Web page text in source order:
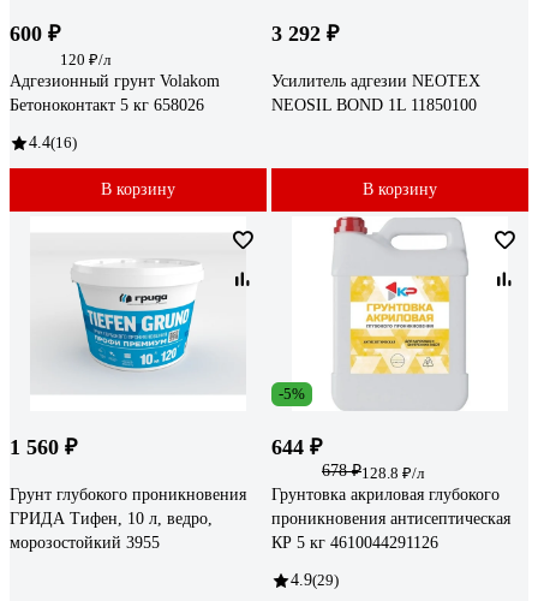
600 ₽
120 ₽/л
Адгезионный грунт Volakom
Бетоноконтакт 5 кг 658026
4.4(16)
В корзину
3 292 ₽
Усилитель адгезии NEOTEX
NEOSIL BOND 1L 11850100
В корзину
1 560 ₽
Грунт глубокого проникновения
ГРИДА Тифен, 10 л, ведро,
морозостойкий 3955
-5%
644 ₽
678 ₽128.8 ₽/л
Грунтовка акриловая глубокого
проникновения антисептическая
КР 5 кг 4610044291126
4.9(29)